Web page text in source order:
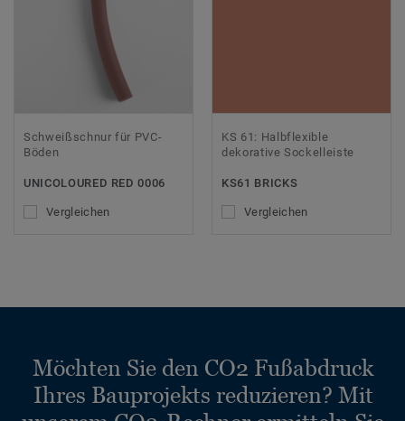
Schweißschnur für PVC-
Böden
UNICOLOURED RED 0006
Vergleichen
KS 61: Halbflexible
dekorative Sockelleiste
KS61 BRICKS
Vergleichen
Möchten Sie den CO2 Fußabdruck
Ihres Bauprojekts reduzieren? Mit